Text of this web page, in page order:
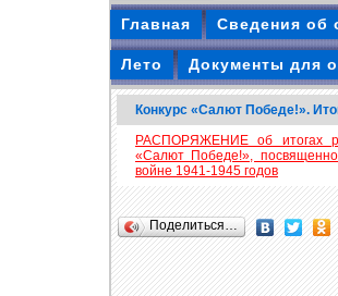
Главная Сведения об
Лето Документы для
Конкурс «Салют Победе!».
РАСПОРЯЖЕНИЕ об итогах
«Салют Победе!»,
войне 1941-1945 годов
Поделиться…